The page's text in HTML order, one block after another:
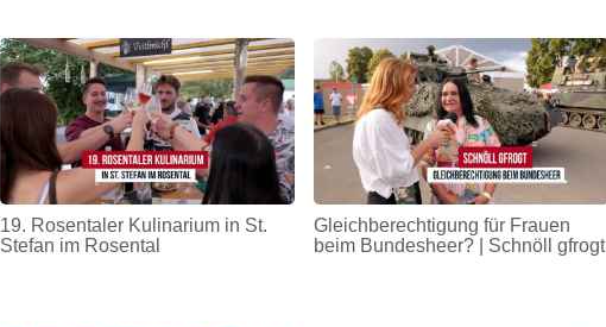
19. Rosentaler Kulinarium in St.
Stefan im Rosental
Gleichberechtigung für Frauen
beim Bundesheer? | Schnöll gfrogt